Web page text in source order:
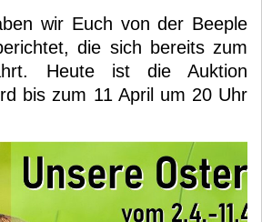
wir Euch von der Beeple
die sich bereits zum
Heute ist die Auktion
bis zum 11 April um 20 Uhr